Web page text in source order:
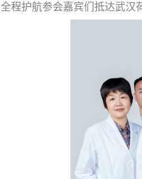
全程护航参会嘉宾们抵达武汉